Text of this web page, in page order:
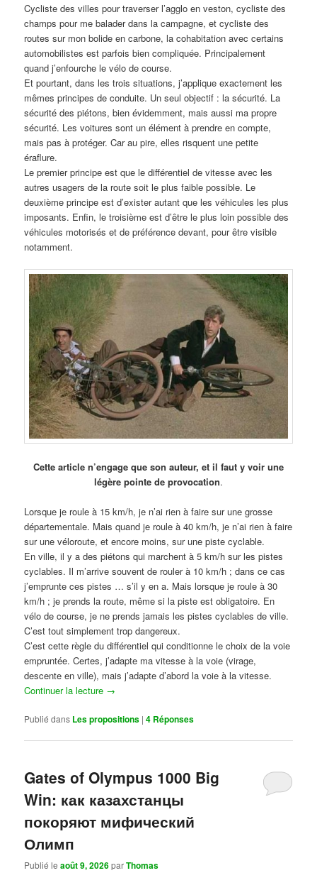
Cycliste des villes pour traverser l’agglo en veston, cycliste des
champs pour me balader dans la campagne, et cycliste des
routes sur mon bolide en carbone, la cohabitation avec certains
automobilistes est parfois bien compliquée. Principalement
quand j’enfourche le vélo de course.
Et pourtant, dans les trois situations, j’applique exactement les
mêmes principes de conduite. Un seul objectif : la sécurité. La
sécurité des piétons, bien évidemment, mais aussi ma propre
sécurité. Les voitures sont un élément à prendre en compte,
mais pas à protéger. Car au pire, elles risquent une petite
éraflure.
Le premier principe est que le différentiel de vitesse avec les
autres usagers de la route soit le plus faible possible. Le
deuxième principe est d’exister autant que les véhicules les plus
imposants. Enfin, le troisième est d’être le plus loin possible des
véhicules motorisés et de préférence devant, pour être visible
notamment.
Cette article n’engage que son auteur, et il faut y voir une
légère pointe de provocation.
Lorsque je roule à 15 km/h, je n’ai rien à faire sur une grosse
départementale. Mais quand je roule à 40 km/h, je n’ai rien à faire
sur une véloroute, et encore moins, sur une piste cyclable.
En ville, il y a des piétons qui marchent à 5 km/h sur les pistes
cyclables. Il m’arrive souvent de rouler à 10 km/h ; dans ce cas
j’emprunte ces pistes … s’il y en a. Mais lorsque je roule à 30
km/h ; je prends la route, même si la piste est obligatoire. En
vélo de course, je ne prends jamais les pistes cyclables de ville.
C’est tout simplement trop dangereux.
C’est cette règle du différentiel qui conditionne le choix de la voie
empruntée. Certes, j’adapte ma vitesse à la voie (virage,
descente en ville), mais j’adapte d’abord la voie à la vitesse.
Continuer la lecture →
Publié dans Les propositions |4 Réponses
Gates of Olympus 1000 Big
Win: как казахстанцы
покоряют мифический
Олимп
Publié leaoût 9, 2026parThomas